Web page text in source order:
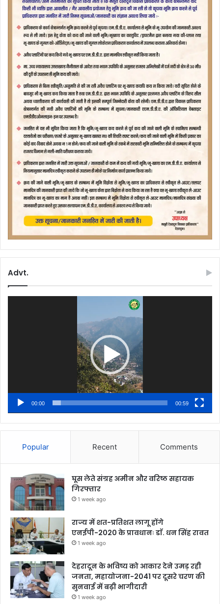
Advt.
00:00 00:59
Popular Recent Comments
घूस लेते संग्रह अमीन और वरिष्ठ सहायक
गिरफ्तार
1 week ago
राज्य में शत-प्रतिशत लागू होंगे
एनईपी-2020 के प्रावधानः डाॅ. धन सिंह रावत
1 week ago
देहरादून के भविष्य को आकार देने उमड़ रही
जनता, महायोजना-2041 पर दूसरे चरण की
सुनवाई में बढ़ी भागीदारी
1 week ago